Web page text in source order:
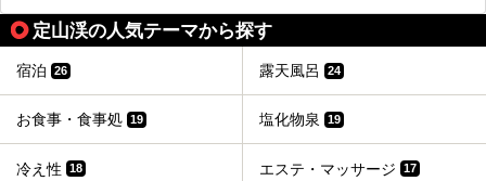
定山渓の人気テーマから探す
宿泊 26 露天風呂 24
お食事・食事処 19 塩化物泉 19
冷え性 18 エステ・マッサージ 17